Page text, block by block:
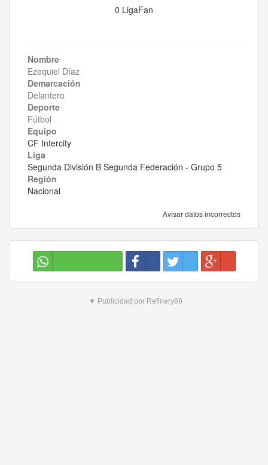
0 LigaFan
Nombre
Ezequiel Díaz
Demarcación
Delantero
Deporte
Fútbol
Equipo
CF Intercity
Liga
Segunda División B Segunda Federación - Grupo 5
Región
Nacional
Avisar datos incorrectos
▼ Publicidad por Refinery89